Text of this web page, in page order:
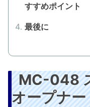
すすめポイント
最後に
MC-048
オープナ